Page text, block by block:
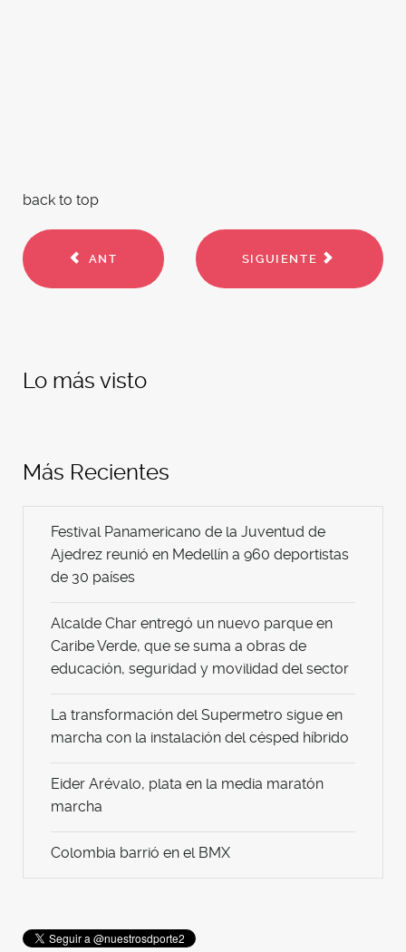
back to top
ANT SIGUIENTE
Lo más visto
Más Recientes
Festival Panamericano de la Juventud de
Ajedrez reunió en Medellín a 960 deportistas
de 30 países
Alcalde Char entregó un nuevo parque en
Caribe Verde, que se suma a obras de
educación, seguridad y movilidad del sector
La transformación del Supermetro sigue en
marcha con la instalación del césped híbrido
Eider Arévalo, plata en la media maratón
marcha
Colombia barrió en el BMX